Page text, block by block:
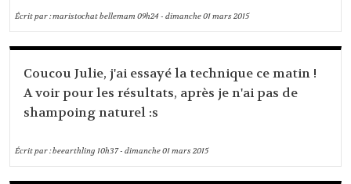
Écrit par :maristochat bellemam 09h24-dimanche 01mars 2015
Coucou Julie, j'ai essayé la technique ce matin !
A voir pour les résultats, après je n'ai pas de
shampoing naturel :s
Écrit par :beearthling 10h37-dimanche 01mars 2015